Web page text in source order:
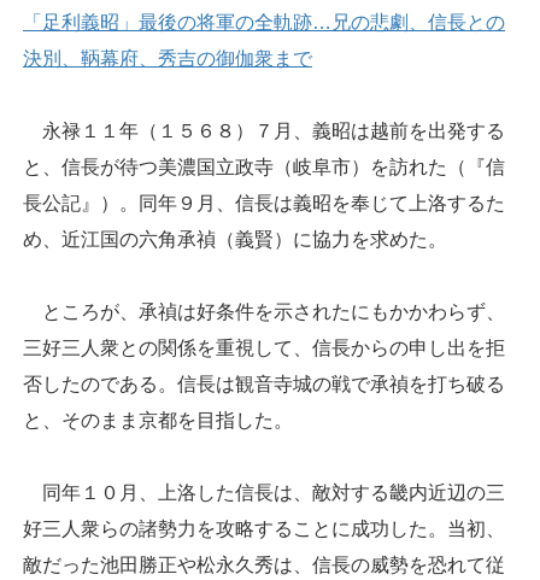
「足利義昭」最後の将軍の全軌跡…兄の悲劇、信長との
決別、鞆幕府、秀吉の御伽衆まで
永禄１１年（１５６８）７月、義昭は越前を出発する
と、信長が待つ美濃国立政寺（岐阜市）を訪れた（『信
長公記』）。同年９月、信長は義昭を奉じて上洛するた
め、近江国の六角承禎（義賢）に協力を求めた。
ところが、承禎は好条件を示されたにもかかわらず、
三好三人衆との関係を重視して、信長からの申し出を拒
否したのである。信長は観音寺城の戦で承禎を打ち破る
と、そのまま京都を目指した。
同年１０月、上洛した信長は、敵対する畿内近辺の三
好三人衆らの諸勢力を攻略することに成功した。当初、
敵だった池田勝正や松永久秀は、信長の威勢を恐れて従